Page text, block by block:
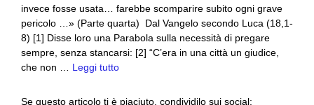
invece fosse usata… farebbe scomparire subito ogni grave
pericolo …» (Parte quarta) Dal Vangelo secondo Luca (18,1-
8) [1] Disse loro una Parabola sulla necessità di pregare
sempre, senza stancarsi: [2] “C’era in una città un giudice,
che non … Leggi tutto
Se questo articolo ti è piaciuto, condividilo sui social: